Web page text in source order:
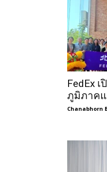
FedEx
ภูมิภาค
Chanabhorn